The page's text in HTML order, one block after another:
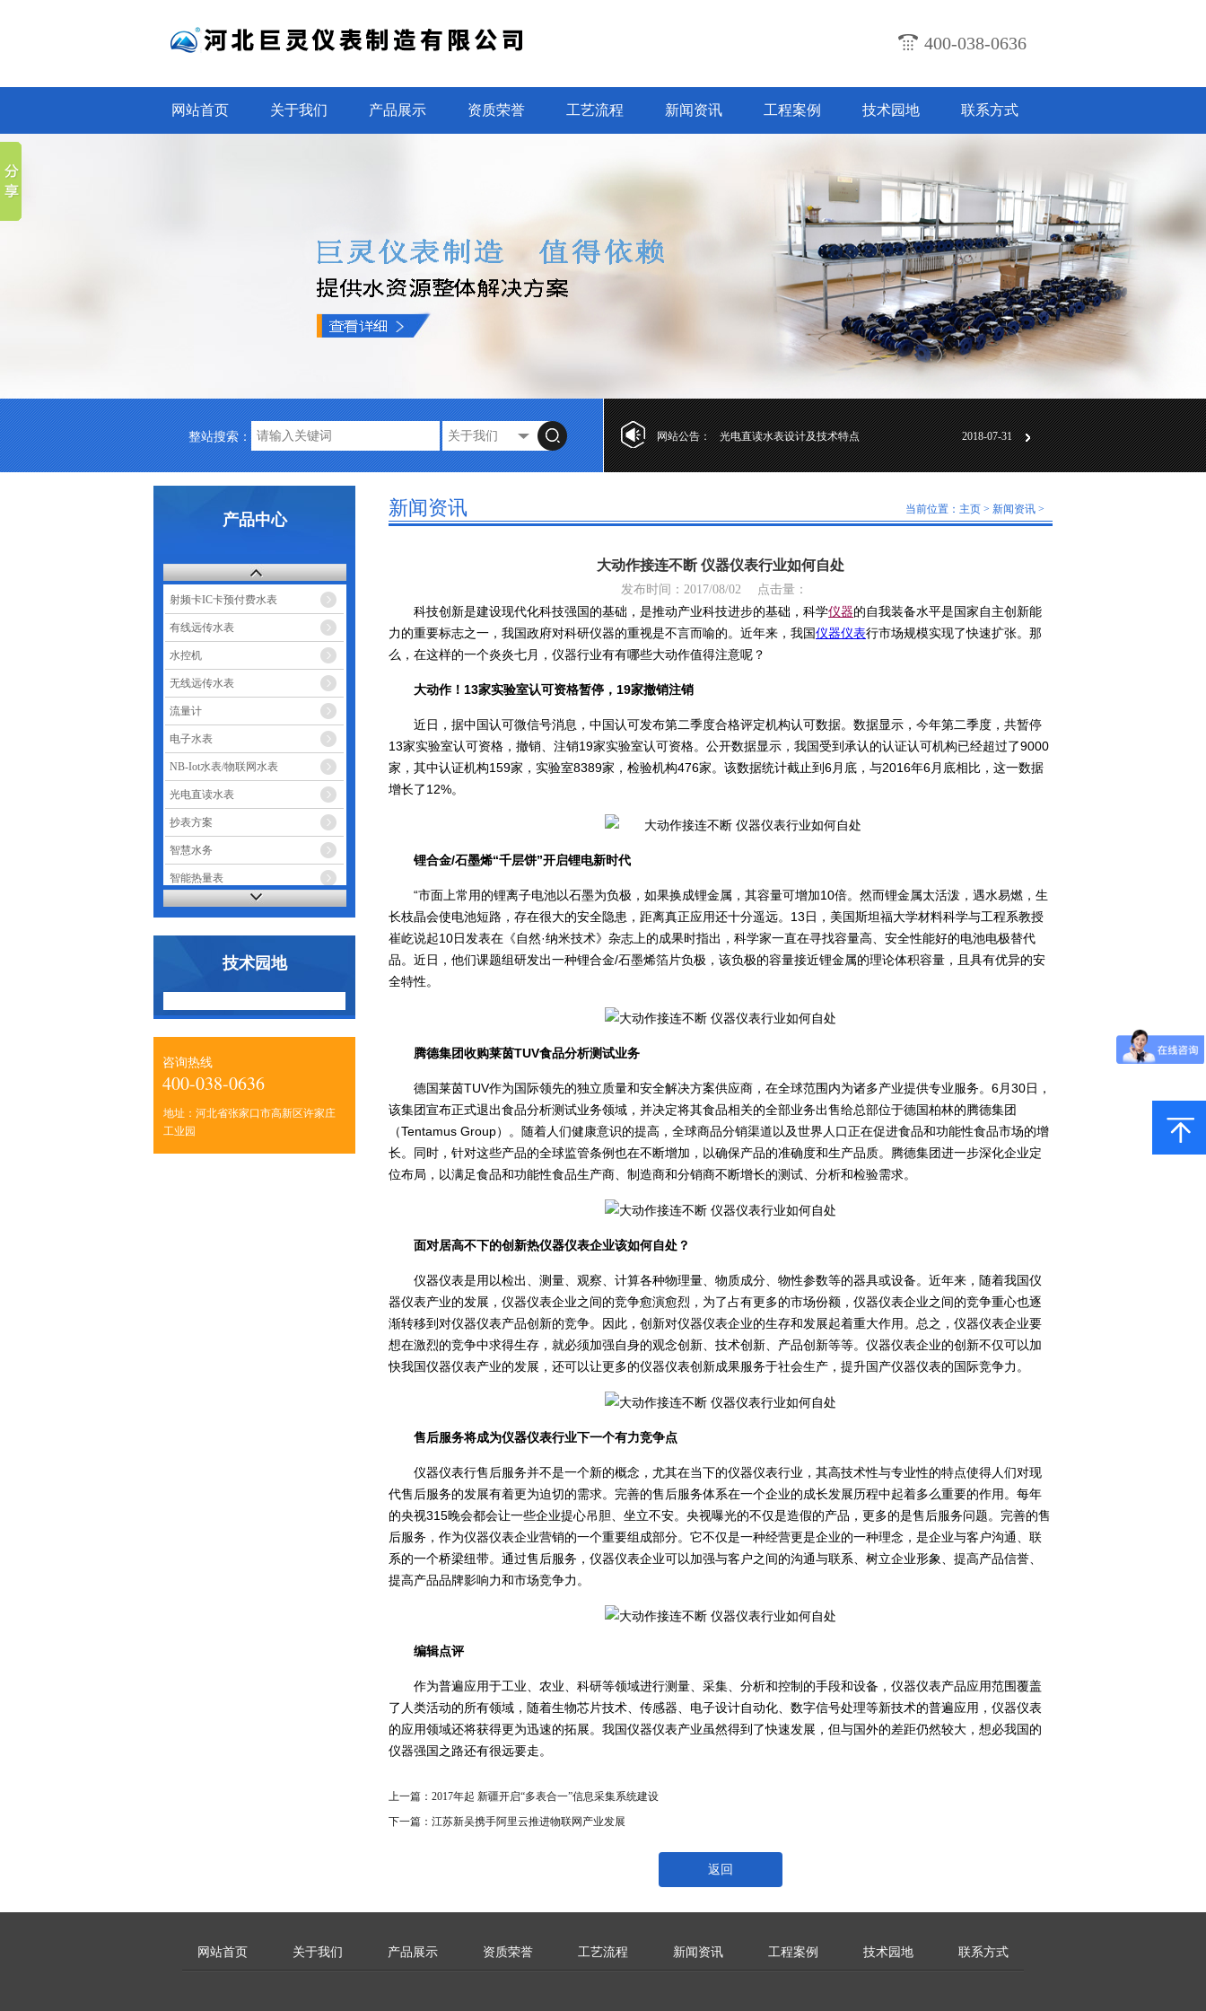
400-038-0636
网站首页 关于我们 产品展示 资质荣誉 工艺流程 新闻资讯 工程案例 技术园地 联系方式
整站搜索： 网站公告： 光电直读水表设计及技术特点 2018-07-31
第十七届“工业自动化标准化”研讨会成 2018-06-01
2018-07-31
复式水表的特点及工作原理
产品中心
射频卡IC卡预付费水表
有线远传水表
水控机
无线远传水表
流量计
电子水表
NB-Iot水表/物联网水表
光电直读水表
抄表方案
智慧水务
智能热量表
智能电表
技术园地
咨询热线
400-038-0636
地址：河北省张家口市高新区许家庄
工业园
新闻资讯 当前位置： 主页 > 新闻资讯 >
大动作接连不断 仪器仪表行业如何自处
发布时间：2017/08/02 点击量：
科技创新是建设现代化科技强国的基础，是推动产业科技进步的基础，科学仪器的自我装备水平是国家自主创新能
力的重要标志之一，我国政府对科研仪器的重视是不言而喻的。近年来，我国仪器仪表行市场规模实现了快速扩张。那
么，在这样的一个炎炎七月，仪器行业有有哪些大动作值得注意呢？
大动作！13家实验室认可资格暂停，19家撤销注销
近日，据中国认可微信号消息，中国认可发布第二季度合格评定机构认可数据。数据显示，今年第二季度，共暂停
13家实验室认可资格，撤销、注销19家实验室认可资格。公开数据显示，我国受到承认的认证认可机构已经超过了9000
家，其中认证机构159家，实验室8389家，检验机构476家。该数据统计截止到6月底，与2016年6月底相比，这一数据
增长了12%。
锂合金/石墨烯“千层饼”开启锂电新时代
“市面上常用的锂离子电池以石墨为负极，如果换成锂金属，其容量可增加10倍。然而锂金属太活泼，遇水易燃，生
长枝晶会使电池短路，存在很大的安全隐患，距离真正应用还十分遥远。13日，美国斯坦福大学材料科学与工程系教授
崔屹说起10日发表在《自然·纳米技术》杂志上的成果时指出，科学家一直在寻找容量高、安全性能好的电池电极替代
品。近日，他们课题组研发出一种锂合金/石墨烯箔片负极，该负极的容量接近锂金属的理论体积容量，且具有优异的安
全特性。
腾德集团收购莱茵TUV食品分析测试业务
德国莱茵TUV作为国际领先的独立质量和安全解决方案供应商，在全球范围内为诸多产业提供专业服务。6月30日，
该集团宣布正式退出食品分析测试业务领域，并决定将其食品相关的全部业务出售给总部位于德国柏林的腾德集团
（Tentamus Group）。随着人们健康意识的提高，全球商品分销渠道以及世界人口正在促进食品和功能性食品市场的增
长。同时，针对这些产品的全球监管条例也在不断增加，以确保产品的准确度和生产品质。腾德集团进一步深化企业定
位布局，以满足食品和功能性食品生产商、制造商和分销商不断增长的测试、分析和检验需求。
面对居高不下的创新热仪器仪表企业该如何自处？
仪器仪表是用以检出、测量、观察、计算各种物理量、物质成分、物性参数等的器具或设备。近年来，随着我国仪
器仪表产业的发展，仪器仪表企业之间的竞争愈演愈烈，为了占有更多的市场份额，仪器仪表企业之间的竞争重心也逐
渐转移到对仪器仪表产品创新的竞争。因此，创新对仪器仪表企业的生存和发展起着重大作用。总之，仪器仪表企业要
想在激烈的竞争中求得生存，就必须加强自身的观念创新、技术创新、产品创新等等。仪器仪表企业的创新不仅可以加
快我国仪器仪表产业的发展，还可以让更多的仪器仪表创新成果服务于社会生产，提升国产仪器仪表的国际竞争力。
售后服务将成为仪器仪表行业下一个有力竞争点
仪器仪表行售后服务并不是一个新的概念，尤其在当下的仪器仪表行业，其高技术性与专业性的特点使得人们对现
代售后服务的发展有着更为迫切的需求。完善的售后服务体系在一个企业的成长发展历程中起着多么重要的作用。每年
的央视315晚会都会让一些企业提心吊胆、坐立不安。央视曝光的不仅是造假的产品，更多的是售后服务问题。完善的售
后服务，作为仪器仪表企业营销的一个重要组成部分。它不仅是一种经营更是企业的一种理念，是企业与客户沟通、联
系的一个桥梁纽带。通过售后服务，仪器仪表企业可以加强与客户之间的沟通与联系、树立企业形象、提高产品信誉、
提高产品品牌影响力和市场竞争力。
编辑点评
作为普遍应用于工业、农业、科研等领域进行测量、采集、分析和控制的手段和设备，仪器仪表产品应用范围覆盖
了人类活动的所有领域，随着生物芯片技术、传感器、电子设计自动化、数字信号处理等新技术的普遍应用，仪器仪表
的应用领域还将获得更为迅速的拓展。我国仪器仪表产业虽然得到了快速发展，但与国外的差距仍然较大，想必我国的
仪器强国之路还有很远要走。
上一篇： 2017年起 新疆开启“多表合一”信息采集系统建设
下一篇： 江苏新吴携手阿里云推进物联网产业发展
返回
网站首页 关于我们 产品展示 资质荣誉 工艺流程 新闻资讯 工程案例 技术园地 联系方式